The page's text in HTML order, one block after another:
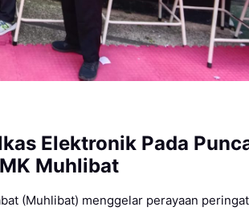
Elektronik Pada
Muhlibat
(Muhlibat) menggelar perayaan